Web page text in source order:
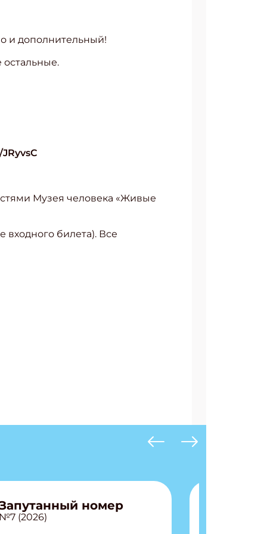
и дополнительный!
остальные.
Музея человека «Живые
билета). Все
номер
№7 (2026)